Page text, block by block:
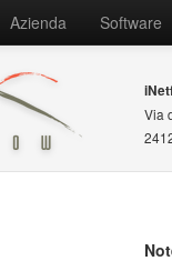
Azienda Software
Via